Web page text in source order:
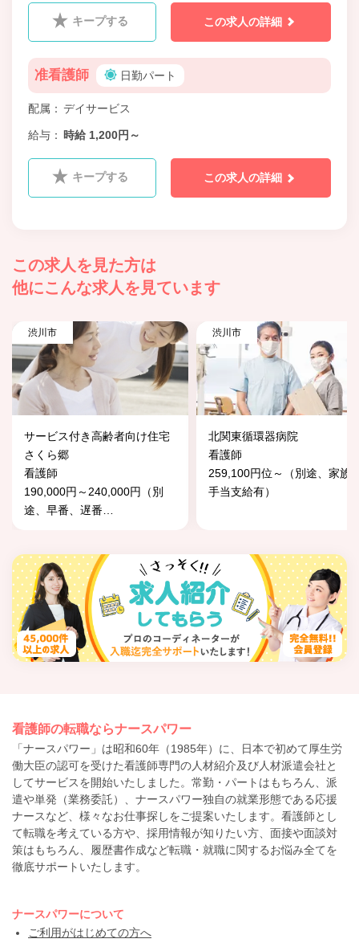
キープする この求人の詳細
准看護師 日勤パート
配属 デイサービス
給与 時給 1,200円～
キープする この求人の詳細
この求人を見た方は
他にこんな求人を見ています
渋川市
サービス付き高齢者向け住宅
さくら郷
看護師
190,000円～240,000円（別
途、早番、遅番…
渋川市
北関東循環器病院
看護師
259,100円位～（別途、家族
手当支給有）
看護師の転職ならナースパワー
「ナースパワー」は昭和60年（1985年）に、日本で初めて厚生労
働大臣の認可を受けた看護師専門の人材紹介及び人材派遣会社と
してサービスを開始いたしました。常勤・パートはもちろん、派
遣や単発（業務委託）、ナースパワー独自の就業形態である応援
ナースなど、様々なお仕事探しをご提案いたします。看護師とし
て転職を考えている方や、採用情報が知りたい方、面接や面談対
策はもちろん、履歴書作成など転職・就職に関するお悩み全てを
徹底サポートいたします。
ナースパワーについて
ご利用がはじめての方へ